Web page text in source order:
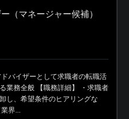
（マネージャー候補）
ドバイザーとして求職者の転職活
業務全般 【職務詳細】 ・求職者
し、希望条件のヒアリングな
界...